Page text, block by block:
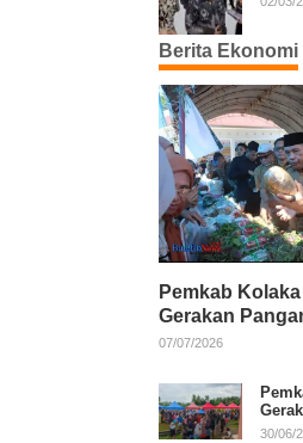
Berita Ekonomi
Pemkab
Gerakan
Salurkan Pupuk
07/07/2026
30/06/